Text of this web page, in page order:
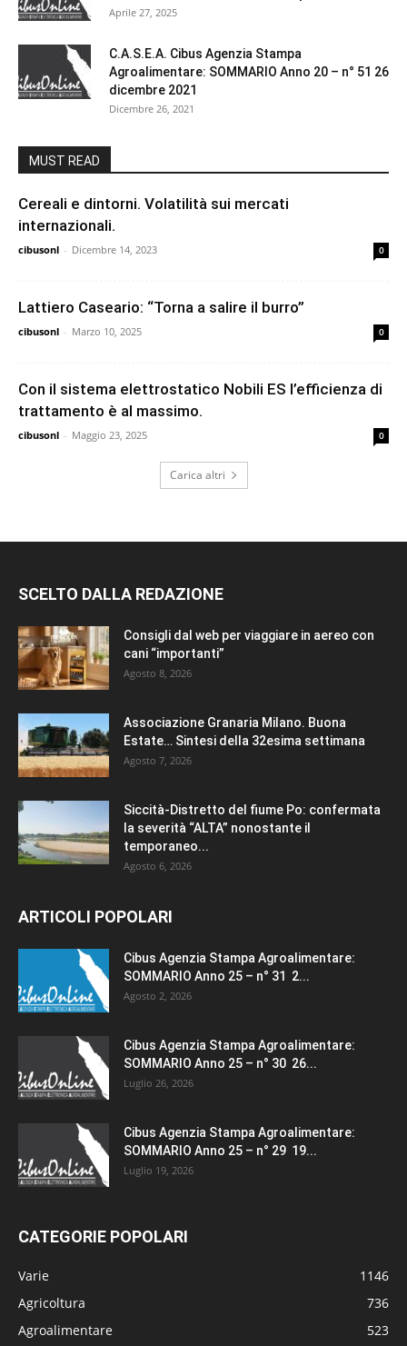
Aprile 27, 2025
C.A.S.E.A. Cibus Agenzia Stampa
Agroalimentare: SOMMARIO Anno 20 – n° 51 26
dicembre 2021
Dicembre 26, 2021
MUST READ
Cereali e dintorni. Volatilità sui mercati
internazionali.
cibusonl - Dicembre 14, 2023 0
Lattiero Caseario: “Torna a salire il burro”
cibusonl - Marzo 10, 2025 0
Con il sistema elettrostatico Nobili ES l’efficienza di
trattamento è al massimo.
cibusonl - Maggio 23, 2025 0
Carica altri
SCELTO DALLA REDAZIONE
Consigli dal web per viaggiare in aereo con
cani “importanti”
Agosto 8, 2026
Associazione Granaria Milano. Buona
Estate… Sintesi della 32esima settimana
Agosto 7, 2026
Siccità-Distretto del fiume Po: confermata
la severità “ALTA” nonostante il
temporaneo...
Agosto 6, 2026
ARTICOLI POPOLARI
Cibus Agenzia Stampa Agroalimentare:
SOMMARIO Anno 25 – n° 31 2...
Agosto 2, 2026
Cibus Agenzia Stampa Agroalimentare:
SOMMARIO Anno 25 – n° 30 26...
Luglio 26, 2026
Cibus Agenzia Stampa Agroalimentare:
SOMMARIO Anno 25 – n° 29 19...
Luglio 19, 2026
CATEGORIE POPOLARI
Varie
1146
Agricoltura
736
Agroalimentare
523